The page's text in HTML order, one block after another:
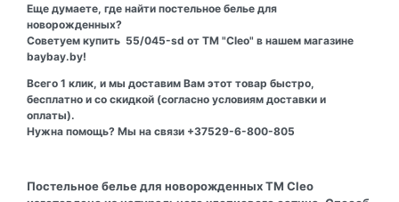
Еще думаете, где найти постельное белье для
новорожденных?
Советуем купить 55/045-sd от ТМ "Cleo" в нашем магазине
baybay.by!
Всего 1 клик, и мы доставим Вам этот товар быстро,
бесплатно и со скидкой (согласно условиям доставки и
оплаты).
Нужна помощь? Мы на связи +37529-6-800-805
Постельное белье для новорожденных ТМ Cleo